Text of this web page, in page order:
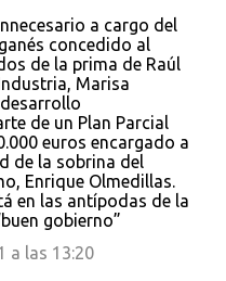
a cargo del
concedido al
de la prima de Raúl
Marisa
de un Plan Parcial
euros encargado a
de la sobrina del
Enrique Olmedillas.
en las antípodas de la
gobierno”
a las 13:20